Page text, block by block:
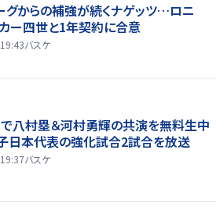
グからの補強が続くナゲッツ…ロニ
カー四世と1年契約に合意
バスケ
で八村塁＆河村勇輝の共演を無料生中
本代表の強化試合2試合を放送
バスケ